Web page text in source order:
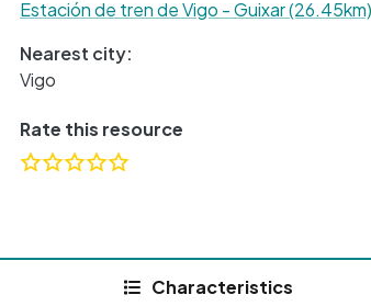
Estación de tren de Vigo - Guixar (26.45km)
Nearest city:
Vigo
Rate this resource
Characteristics